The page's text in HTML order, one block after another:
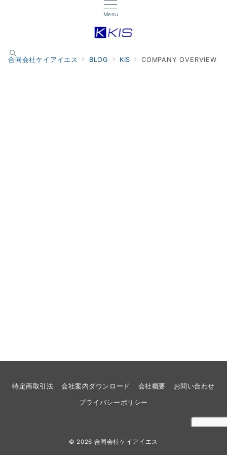
Menu
合同会社ケイアイエス BLOG KIS COMPANY OVERVIEW
特定商取引法 会社案内ダウンロード 会社概要 お問い合わせ
プライバシーポリシー
© 2026 合同会社ケイアイエス